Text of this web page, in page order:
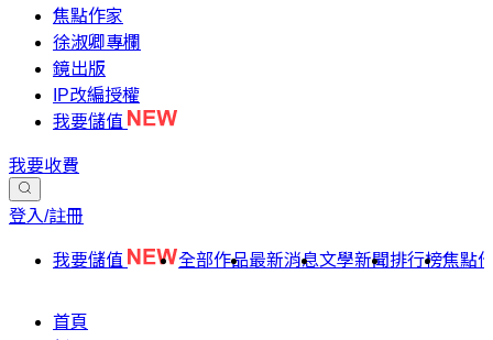
焦點作家
徐淑卿專欄
鏡出版
IP改編授權
我要儲值
我要收費
登入/註冊
我要儲值 全部作品最新消息文學新聞排行榜焦點
首頁